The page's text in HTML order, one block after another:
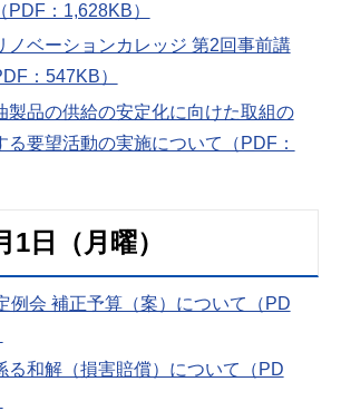
PDF：1,628KB）
ノベーションカレッジ 第2回事前講
：547KB）
製品の供給の安定化に向けた取組の
る要望活動の実施について（PDF：
1日（月曜）
例会 補正予算（案）について（PD
る和解（損害賠償）について（PD